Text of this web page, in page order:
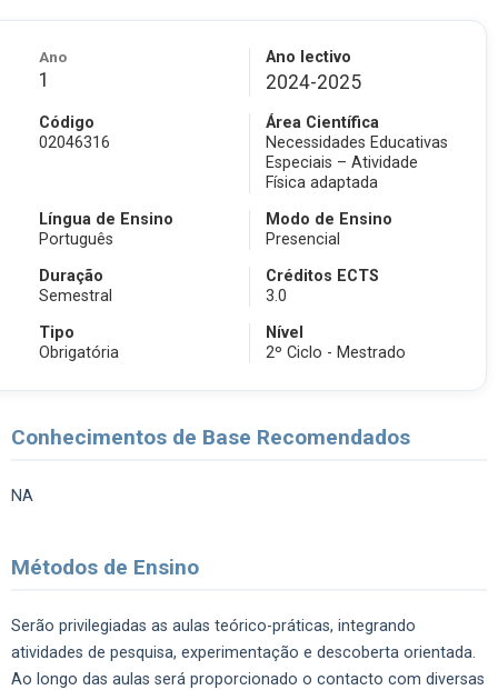
Ano
1
Ano lectivo
2024-2025
Código
02046316
Área Científica
Necessidades Educativas
Especiais – Atividade
Física adaptada
Língua de Ensino
Português
Modo de Ensino
Presencial
Duração
Semestral
Créditos ECTS
3.0
Tipo
Obrigatória
Nível
2º Ciclo - Mestrado
Conhecimentos de Base Recomendados
NA
Métodos de Ensino
Serão privilegiadas as aulas teórico-práticas, integrando
atividades de pesquisa, experimentação e descoberta orientada.
Ao longo das aulas será proporcionado o contacto com diversas